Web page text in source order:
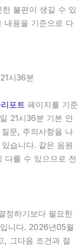
불편이 생길 수 있
내용을 기준으로 다
시36분
포트 페이지를 기준
21시36분 기본 안
문, 주의사항을 나
습니다. 같은 음원
다를 수 있으므로 전
정하기보다 필요한
니다. 2026년05월
, 그다음 조건과 절